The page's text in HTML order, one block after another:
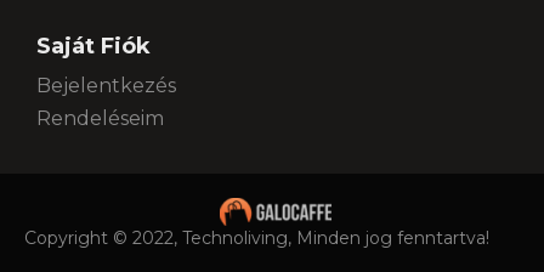
Saját Fiók
Bejelentkezés
Rendeléseim
Copyright © 2022, Technoliving, Minden jog fenntartva!